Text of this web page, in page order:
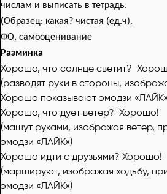
числам и выписать в тетрадь.
(Образец: какая? чистая (ед.ч).
ФО, самооценивание
Разминка
Хорошо, что солнце светит?
(разводят руки в стороны,
Хорошо показывают эмодзи
Хорошо, что дует ветер? Хорошо!
(машут руками, изображая ветер,
эмодзи «ЛАЙК»)
Хорошо идти с друзьями? Хорошо!
(маршируют, изображая ходьбу,
эмодзи «ЛАЙК»)